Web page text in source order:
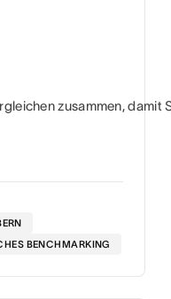
zusammen, damit
BENCHMARKING